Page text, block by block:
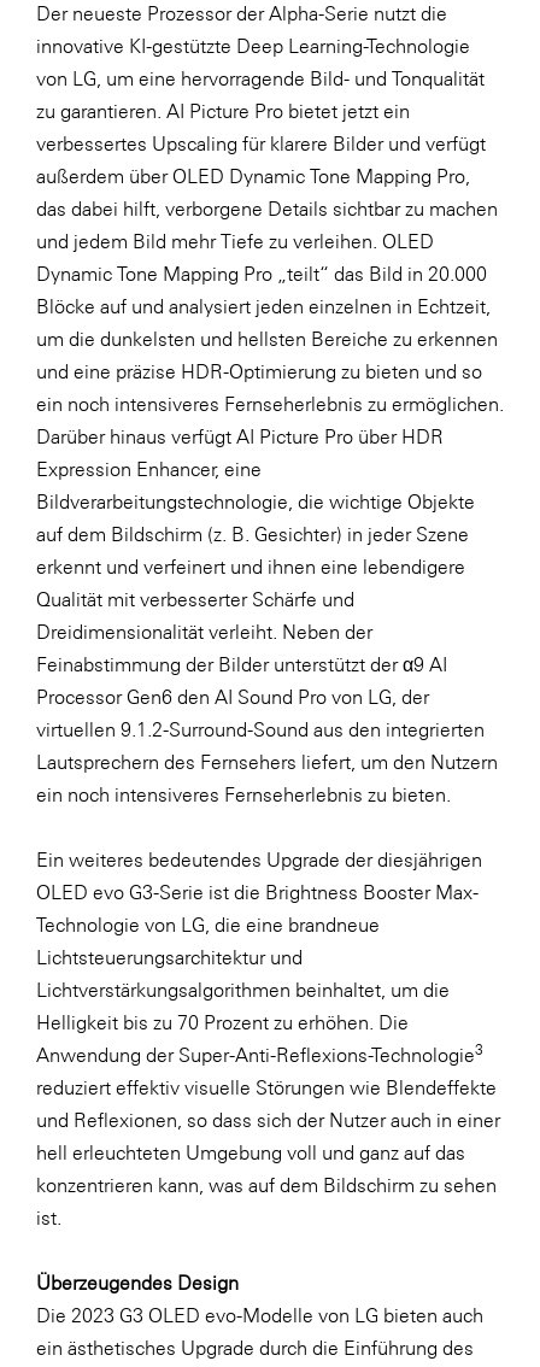
Der neueste Prozessor der Alpha-Serie nutzt die
innovative KI-gestützte Deep Learning-Technologie
von LG, um eine hervorragende Bild- und Tonqualität
zu garantieren. AI Picture Pro bietet jetzt ein
verbessertes Upscaling für klarere Bilder und verfügt
außerdem über OLED Dynamic Tone Mapping Pro,
das dabei hilft, verborgene Details sichtbar zu machen
und jedem Bild mehr Tiefe zu verleihen. OLED
Dynamic Tone Mapping Pro „teilt“ das Bild in 20.000
Blöcke auf und analysiert jeden einzelnen in Echtzeit,
um die dunkelsten und hellsten Bereiche zu erkennen
und eine präzise HDR-Optimierung zu bieten und so
ein noch intensiveres Fernseherlebnis zu ermöglichen.
Darüber hinaus verfügt AI Picture Pro über HDR
Expression Enhancer, eine
Bildverarbeitungstechnologie, die wichtige Objekte
auf dem Bildschirm (z. B. Gesichter) in jeder Szene
erkennt und verfeinert und ihnen eine lebendigere
Qualität mit verbesserter Schärfe und
Dreidimensionalität verleiht. Neben der
Feinabstimmung der Bilder unterstützt der α9 AI
Processor Gen6 den AI Sound Pro von LG, der
virtuellen 9.1.2-Surround-Sound aus den integrierten
Lautsprechern des Fernsehers liefert, um den Nutzern
ein noch intensiveres Fernseherlebnis zu bieten.
Ein weiteres bedeutendes Upgrade der diesjährigen
OLED evo G3-Serie ist die Brightness Booster Max-
Technologie von LG, die eine brandneue
Lichtsteuerungsarchitektur und
Lichtverstärkungsalgorithmen beinhaltet, um die
Helligkeit bis zu 70 Prozent zu erhöhen. Die
Anwendung der Super-Anti-Reflexions-Technologie3
reduziert effektiv visuelle Störungen wie Blendeffekte
und Reflexionen, so dass sich der Nutzer auch in einer
hell erleuchteten Umgebung voll und ganz auf das
konzentrieren kann, was auf dem Bildschirm zu sehen
ist.
Überzeugendes Design
Die 2023 G3 OLED evo-Modelle von LG bieten auch
ein ästhetisches Upgrade durch die Einführung des